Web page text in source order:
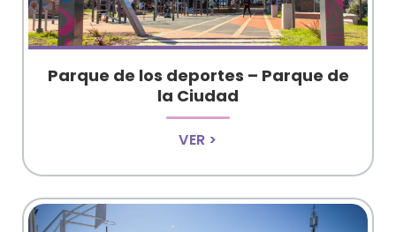
Parque de los deportes – Parque de
la Ciudad
VER >